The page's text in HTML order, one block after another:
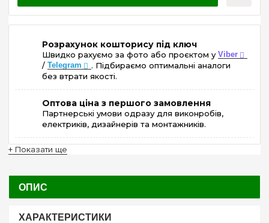
Розрахунок кошторису під ключ
Швидко рахуємо за фото або проєктом у Viber
/ Telegram
. Підбираємо оптимальні аналоги
без втрати якості.
Оптова ціна з першого замовлення
Партнерські умови одразу для виконробів,
електриків, дизайнерів та монтажників.
+ Показати ще
ОПИС
ХАРАКТЕРИСТИКИ